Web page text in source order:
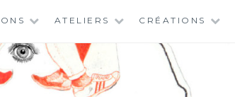
ATELIERS CRÉATIONS